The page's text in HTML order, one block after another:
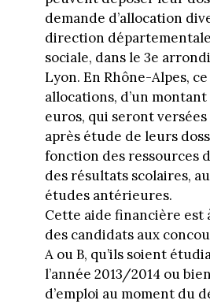
demande d’allocation
direction
sociale, dans le 3e
Lyon. En Rhône-Alpes, ce
allocations, d’un
euros, qui seront
après étude de leurs
fonction des ressources
des résultats scolaires,
études antérieures.
Cette aide financière est
des candidats aux
A ou B, qu’ils soient
l’année 2013/2014 ou
d’emploi au moment du